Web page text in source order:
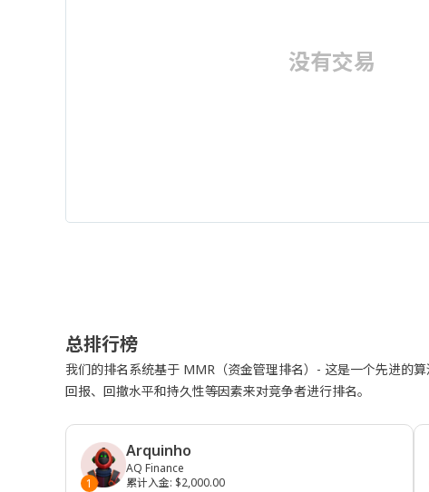
没有交易
总排行榜
我们的排名系统基于 MMR（资金管理排名）- 这是一个先进的
回报、回撤水平和持久性等因素来对竞争者进行排名。
1
Arquinho
AQ Finance
累计入金: $2,000.00